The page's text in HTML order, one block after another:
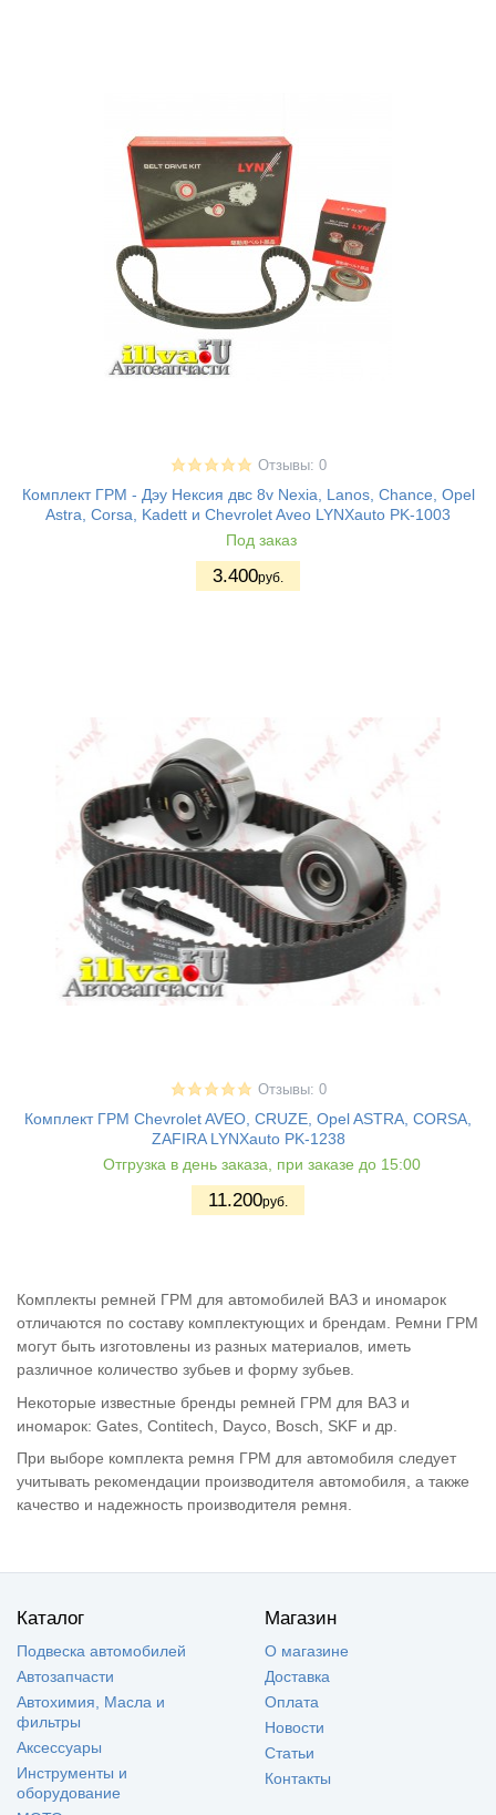
Отзывы: 0
Комплект ГРМ - Дэу Нексия двс 8v Nexia, Lanos, Chance, Opel
Astra, Corsa, Kadett и Chevrolet Aveo LYNXauto PK-1003
Под заказ
3.400руб.
Отзывы: 0
Комплект ГРМ Chevrolet AVEO, CRUZE, Opel ASTRA, CORSA,
ZAFIRA LYNXauto PK-1238
Отгрузка в день заказа, при заказе до 15:00
11.200руб.
Комплекты ремней ГРМ для автомобилей ВАЗ и иномарок
отличаются по составу комплектующих и брендам. Ремни ГРМ
могут быть изготовлены из разных материалов, иметь
различное количество зубьев и форму зубьев.
Некоторые известные бренды ремней ГРМ для ВАЗ и
иномарок: Gates, Contitech, Dayco, Bosch, SKF и др.
При выборе комплекта ремня ГРМ для автомобиля следует
учитывать рекомендации производителя автомобиля, а также
качество и надежность производителя ремня.
Каталог
Подвеска автомобилей
Автозапчасти
Автохимия, Масла и
фильтры
Аксессуары
Инструменты и
оборудование
Магазин
О магазине
Доставка
Оплата
Новости
Статьи
Контакты